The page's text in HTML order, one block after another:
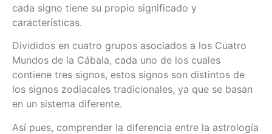
cada signo tiene su propio significado y
características.
Divididos en cuatro grupos asociados a los Cuatro
Mundos de la Cábala, cada uno de los cuales
contiene tres signos, estos signos son distintos de
los signos zodiacales tradicionales, ya que se basan
en un sistema diferente.
Así pues, comprender la diferencia entre la astrología